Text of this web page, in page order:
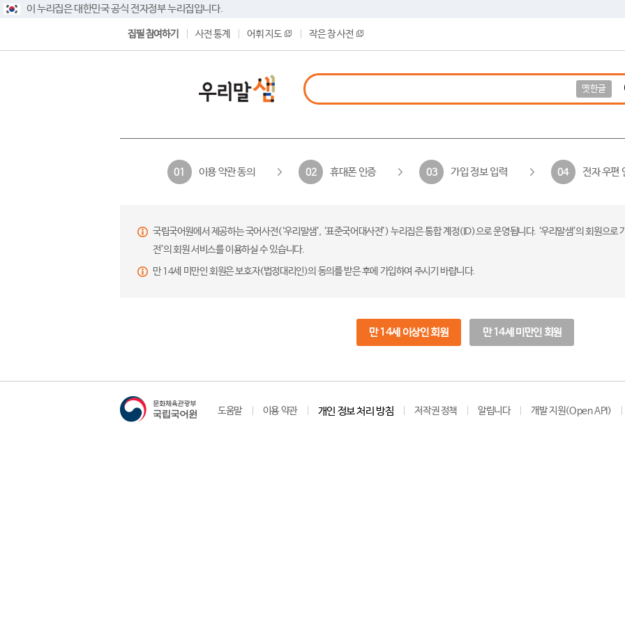
이 누리집은 대한민국 공식 전자정부 누리집입니다.
집필 참여하기 사전 통계 어휘 지도 작은 창 사전
옛한글
01 이용 약관 동의 02 휴대폰 인증 03 가입 정보 입력 04 전자 우편
국립국어원에서 제공하는 국어사전(‘우리말샘’, ‘표준국어대사전’) 누리집은 통합 계정(ID)으로 운영됩니다. ‘우리말샘’의 회원으
전’의 회원 서비스를 이용하실 수 있습니다.
만 14세 미만인 회원은 보호자(법정대리인)의 동의를 받은 후에 가입하여 주시기 바랍니다.
만 14세 이상인 회원 만 14세 미만인 회원
도움말 이용 약관 개인 정보 처리 방침 저작권 정책 알립니다 개발 지원(Open API)